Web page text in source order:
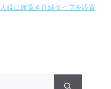
様に床置き直結タイプを設置